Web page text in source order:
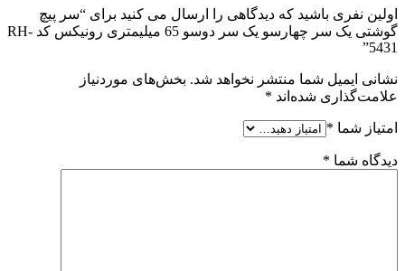
اولین نفری باشید که دیدگاهی را ارسال می کنید برای “سر پیچ
گوشتی یک سر چهارسو یک سر دوسو 65 میلیمتری رونیکس کد RH-
5431”
نشانی ایمیل شما منتشر نخواهد شد. بخش‌های موردنیاز
علامت‌گذاری شده‌اند *
امتیاز شما *
دیدگاه شما *